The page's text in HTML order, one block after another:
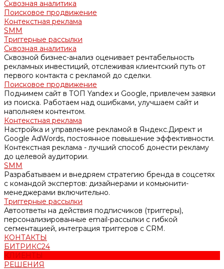
Сквозная аналитика
Поисковое продвижение
Контекстная реклама
SMM
Триггерные рассылки
Сквозная аналитика
Сквозной бизнес-анализ оценивает рентабельность
рекламных инвестиций, отслеживая клиентский путь от
первого контакта с рекламой до сделки.
Поисковое продвижение
Поднимем сайт в ТОП Yandex и Google, привлечем заявки
из поиска. Работаем над ошибками, улучшаем сайт и
наполняем контентом.
Контекстная реклама
Настройка и управление рекламой в Яндекс.Директ и
Google AdWords, постоянное повышение эффективности.
Контекстная реклама - лучший способ донести рекламу
до целевой аудитории.
SMM
Разрабатываем и внедряем стратегию бренда в соцсетях
с командой экспертов: дизайнерами и комьюнити-
менеджерами включительно.
Триггерные рассылки
Автоответы на действия подписчиков (триггеры),
персонализированные email-рассылки с гибкой
сегментацией, интеграция триггеров с CRM.
КОНТАКТЫ
БИТРИКС24
КЛИЕНТЫ
РЕШЕНИЯ